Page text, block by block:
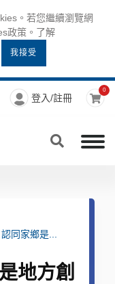
。若您繼續瀏覽網
政策。了解
我接受
登入/註冊
0
同家鄉是...
地方創